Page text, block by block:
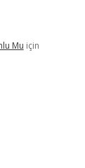
Mu için